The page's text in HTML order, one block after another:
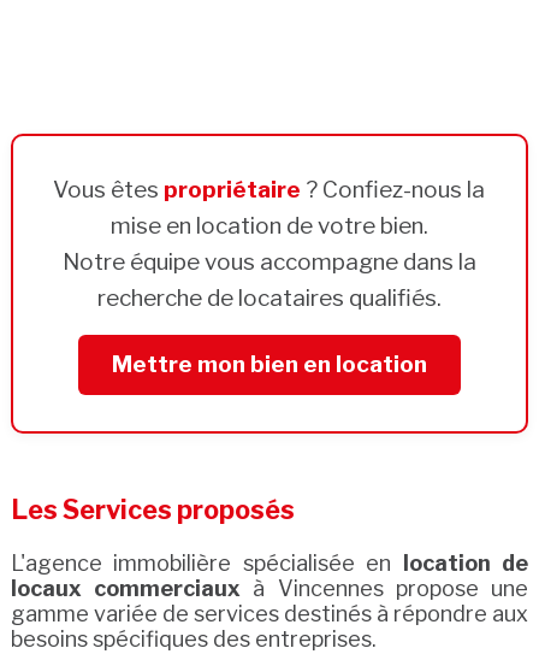
Vous êtes propriétaire ? Confiez-nous la
mise en location de votre bien.
Notre équipe vous accompagne dans la
recherche de locataires qualifiés.
Mettre mon bien en location
Les Services proposés
L'agence immobilière spécialisée en
location de
locaux commerciaux à Vincennes propose une
gamme variée de services destinés à répondre aux
besoins spécifiques des entreprises.